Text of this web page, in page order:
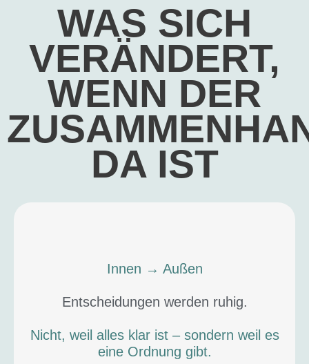
WAS SICH
VERÄNDERT,
WENN DER
DA IST
Innen → Außen
Entscheidungen werden ruhig.
Nicht, weil alles klar ist – sondern weil es
eine Ordnung gibt.